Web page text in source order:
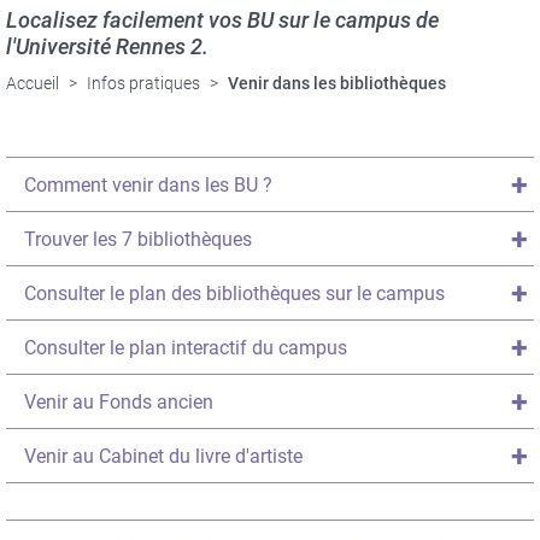
Localisez facilement vos BU sur le campus de
l'Université Rennes 2.
Accueil Infos pratiques Venir dans les bibliothèques
Titre
du
texte
dépliable
Comment venir dans les BU ?
Titre
du
texte
dépliable
Trouver les 7 bibliothèques
Titre
du
texte
dépliable
Consulter le plan des bibliothèques sur le campus
Titre
du
texte
dépliable
Consulter le plan interactif du campus
Titre
du
texte
dépliable
Venir au Fonds ancien
Titre
du
Venir au Cabinet du livre d'artiste